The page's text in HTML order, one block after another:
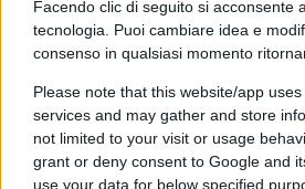
Facendo clic di seguito si acconsente
tecnologia. Puoi cambiare idea e
consenso in qualsiasi momento
Please note that this website/app
services and may gather and store
not limited to your visit or usage
grant or deny consent to Google and
use your data for below specified
tanto casino.
Non contento, prima di
infamia da Palazzo Chigi,
bonus 110%quello sulle